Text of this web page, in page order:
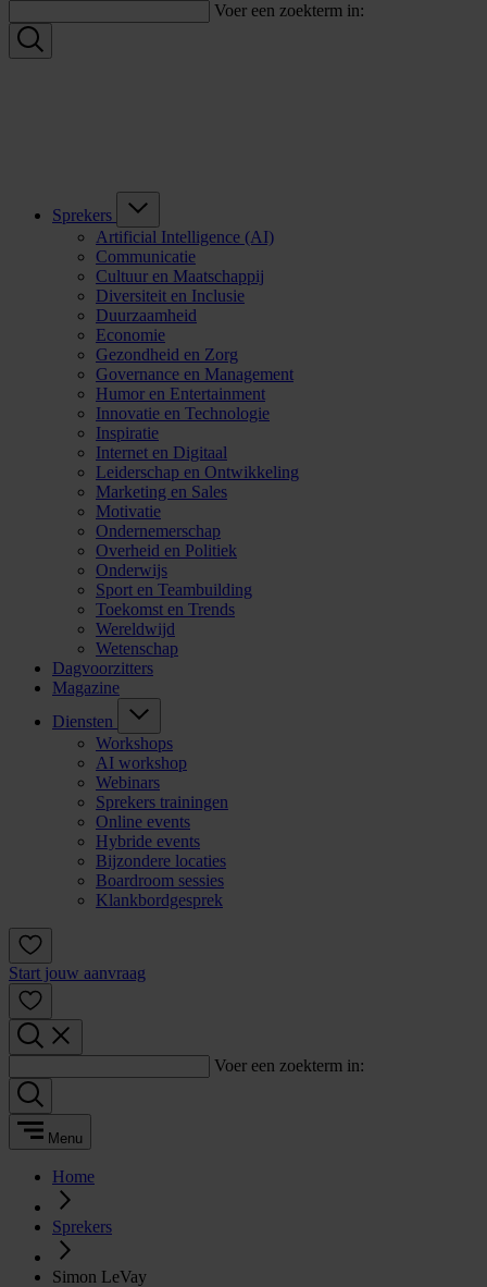
Voer een zoekterm in:
Sprekers
Artificial Intelligence (AI)
Communicatie
Cultuur en Maatschappij
Diversiteit en Inclusie
Duurzaamheid
Economie
Gezondheid en Zorg
Governance en Management
Humor en Entertainment
Innovatie en Technologie
Inspiratie
Internet en Digitaal
Leiderschap en Ontwikkeling
Marketing en Sales
Motivatie
Ondernemerschap
Overheid en Politiek
Onderwijs
Sport en Teambuilding
Toekomst en Trends
Wereldwijd
Wetenschap
Dagvoorzitters
Magazine
Diensten
Workshops
AI workshop
Webinars
Sprekers trainingen
Online events
Hybride events
Bijzondere locaties
Boardroom sessies
Klankbordgesprek
Start jouw aanvraag
Voer een zoekterm in:
Menu
Home
Sprekers
Simon LeVay